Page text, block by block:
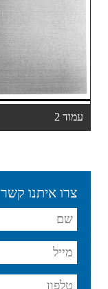
עמוד 2
צרו איתנו קשר